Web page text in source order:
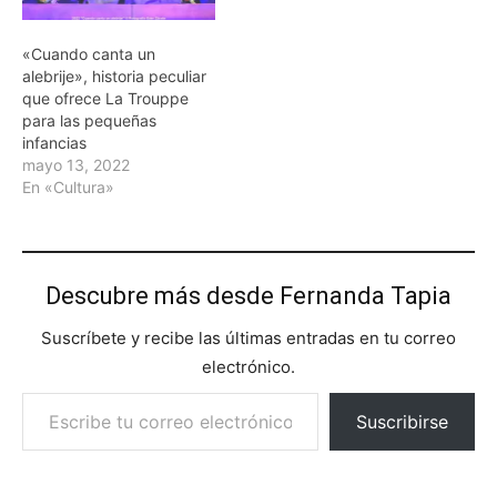
«Cuando canta un
alebrije», historia peculiar
que ofrece La Trouppe
para las pequeñas
infancias
mayo 13, 2022
En «Cultura»
Descubre más desde Fernanda Tapia
Suscríbete y recibe las últimas entradas en tu correo
electrónico.
Escribe tu correo electrónico…
Suscribirse